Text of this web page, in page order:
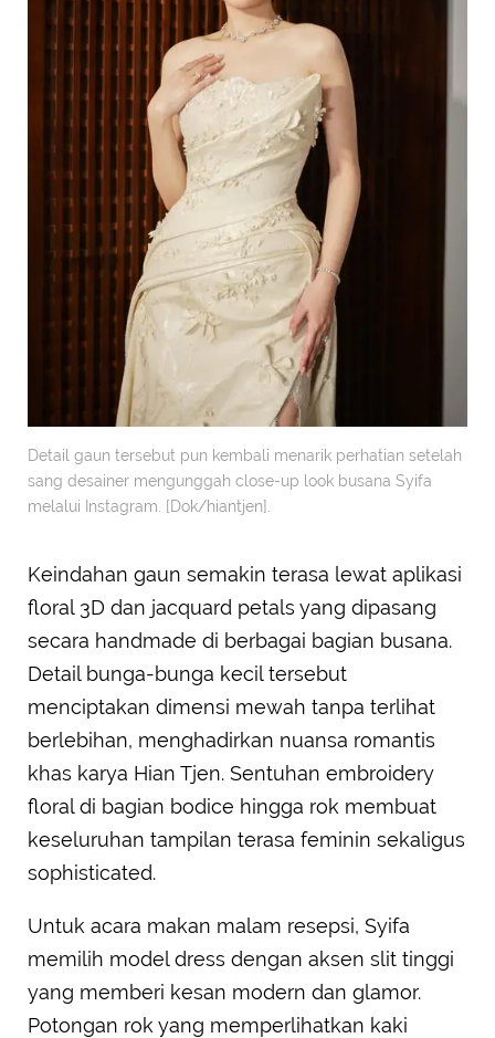
Detail gaun tersebut pun kembali menarik perhatian setelah
sang desainer mengunggah close-up look busana Syifa
melalui Instagram. [Dok/hiantjen].
Keindahan gaun semakin terasa lewat aplikasi
floral 3D dan jacquard petals yang dipasang
secara handmade di berbagai bagian busana.
Detail bunga-bunga kecil tersebut
menciptakan dimensi mewah tanpa terlihat
berlebihan, menghadirkan nuansa romantis
khas karya Hian Tjen. Sentuhan embroidery
floral di bagian bodice hingga rok membuat
keseluruhan tampilan terasa feminin sekaligus
sophisticated.
Untuk acara makan malam resepsi, Syifa
memilih model dress dengan aksen slit tinggi
yang memberi kesan modern dan glamor.
Potongan rok yang memperlihatkan kaki